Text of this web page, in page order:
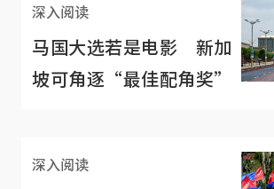
深入阅读
马国大选若是电影 新加
坡可角逐“最佳配角奖”
深入阅读